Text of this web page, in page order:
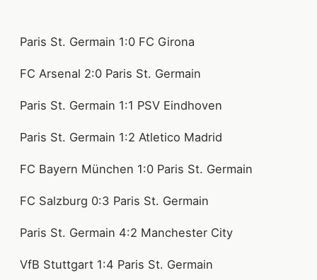
Paris St. Germain 1:0 FC Girona
FC Arsenal 2:0 Paris St. Germain
Paris St. Germain 1:1 PSV Eindhoven
Paris St. Germain 1:2 Atletico Madrid
FC Bayern München 1:0 Paris St. Germain
FC Salzburg 0:3 Paris St. Germain
Paris St. Germain 4:2 Manchester City
VfB Stuttgart 1:4 Paris St. Germain